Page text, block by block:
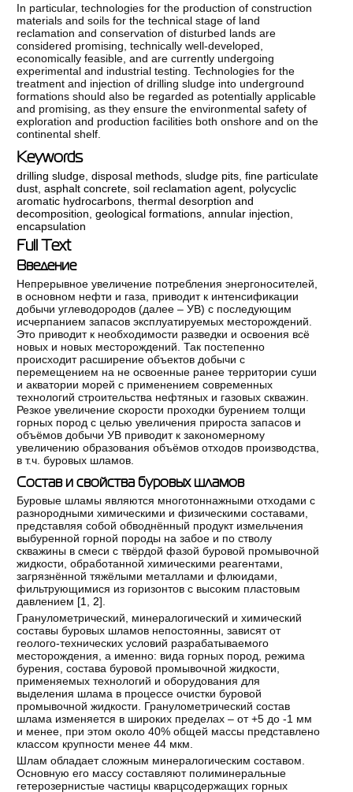
In particular, technologies for the production of construction
materials and soils for the technical stage of land
reclamation and conservation of disturbed lands are
considered promising, technically well-developed,
economically feasible, and are currently undergoing
experimental and industrial testing. Technologies for the
treatment and injection of drilling sludge into underground
formations should also be regarded as potentially applicable
and promising, as they ensure the environmental safety of
exploration and production facilities both onshore and on the
continental shelf.
Keywords
drilling sludge ,disposal methods ,sludge pits ,fine particulate
dust ,asphalt concrete ,soil reclamation agent polycyclic
aromatic hydrocarbons ,thermal desorption and
decomposition ,geological formations ,annular injection
encapsulation
Full Text
Введение
Непрерывное увеличение потребления энергоносителей,
в основном нефти и газа, приводит к интенсификации
добычи углеводородов (далее – УВ) с последующим
исчерпанием запасов эксплуатируемых месторождений.
Это приводит к необходимости разведки и освоения всё
новых и новых месторождений. Так постепенно
происходит расширение объектов добычи с
перемещением на не освоенные ранее территории суши
и акватории морей с применением современных
технологий строительства нефтяных и газовых скважин.
Резкое увеличение скорости проходки бурением толщи
горных пород с целью увеличения прироста запасов и
объёмов добычи УВ приводит к закономерному
увеличению образования объёмов отходов производства,
в т.ч. буровых шламов.
Состав и свойства буровых шламов
Буровые шламы являются многотоннажными отходами c
разнородными химическими и физическими составами,
представляя собой обводнённый продукт измельчения
выбуренной горной породы на забое и по стволу
скважины в смеси с твёрдой фазой буровой промывочной
жидкости, обработанной химическими реагентами,
загрязнённой тяжёлыми металлами и флюидами,
фильтрующимися из горизонтов с высоким пластовым
давлением [1 2].
Гранулометрический, минералогический и химический
составы буровых шламов непостоянны, зависят от
геолого-технических условий разрабатываемого
месторождения, а именно: вида горных пород, режима
бурения, состава буровой промывочной жидкости,
применяемых технологий и оборудования для
выделения шлама в процессе очистки буровой
промывочной жидкости. Гранулометрический состав
шлама изменяется в широких пределах – от +5 до -1 мм
и менее, при этом около 40% общей массы представлено
классом крупности менее 44 мкм.
Шлам обладает сложным минералогическим составом.
Основную его массу составляют полиминеральные
гетерозернистые частицы кварцсодержащих горных